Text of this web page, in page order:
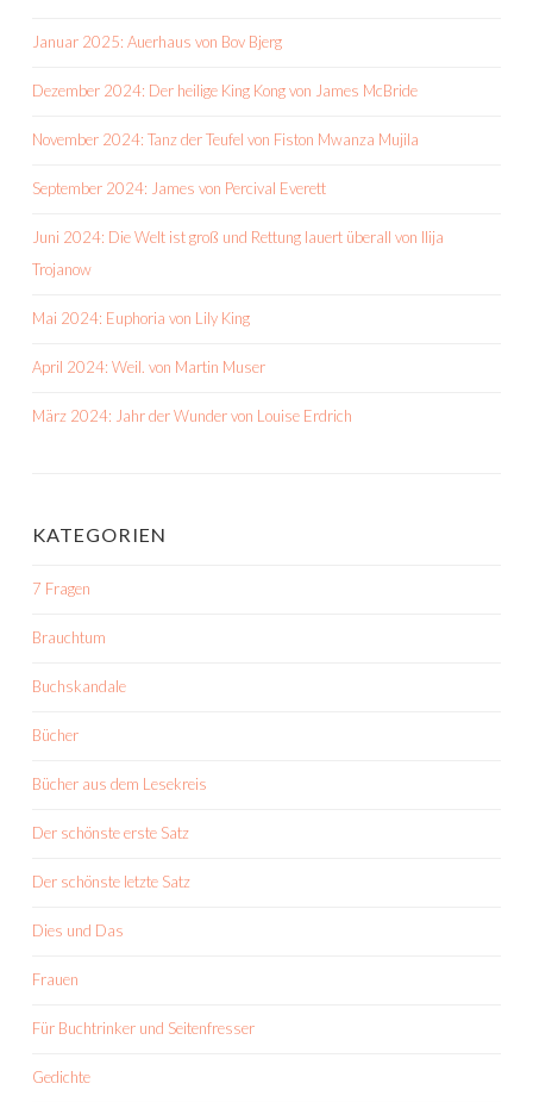
Januar 2025: Auerhaus von Bov Bjerg
Dezember 2024: Der heilige King Kong von James McBride
November 2024: Tanz der Teufel von Fiston Mwanza Mujila
September 2024: James von Percival Everett
Juni 2024: Die Welt ist groß und Rettung lauert überall von Ilija
Trojanow
Mai 2024: Euphoria von Lily King
April 2024: Weil. von Martin Muser
März 2024: Jahr der Wunder von Louise Erdrich
KATEGORIEN
7 Fragen
Brauchtum
Buchskandale
Bücher
Bücher aus dem Lesekreis
Der schönste erste Satz
Der schönste letzte Satz
Dies und Das
Frauen
Für Buchtrinker und Seitenfresser
Gedichte